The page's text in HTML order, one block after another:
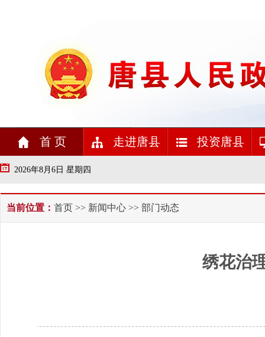
首 页 走进唐县 投资唐县
2026年8月6日 星期四
当前位置： 首页 >> 新闻中心 >> 部门动态
绣花治